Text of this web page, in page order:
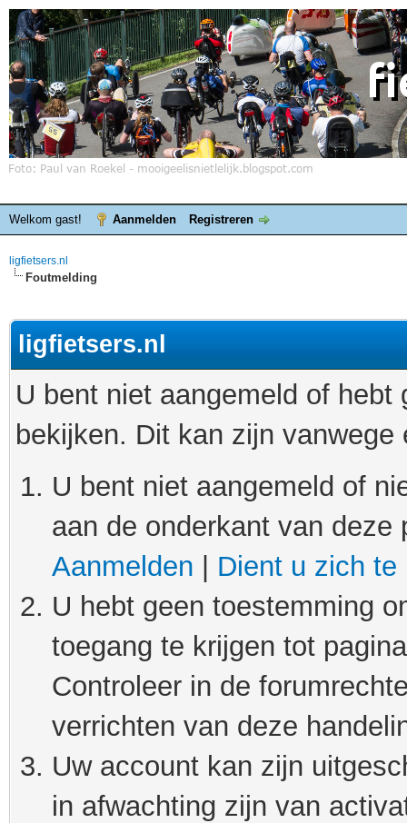
Welkom gast! Aanmelden Registreren
ligfietsers.nl
Foutmelding
ligfietsers.nl
U bent niet aangemeld of
bekijken. Dit kan zijn
U bent niet aangemeld of
aan de onderkant van
Aanmelden
Dient u zich te
U hebt geen toestemming
toegang te krijgen tot
Controleer in de
verrichten van deze
Uw account kan zijn
in afwachting zijn van